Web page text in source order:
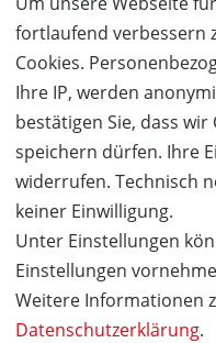
fortlaufend verbessern
Cookies.
Ihre IP, werden
bestätigen Sie, dass
speichern dürfen. Ihre
widerrufen. Technisch
keiner Einwilligung.
Unter Einstellungen
Einstellungen
Weitere Informationen
Datenschutzerklärung.
Act, ein eleganter Mix
und modernen
Der ÄthiopierTameru
Handicap möglich ist,
seinen Traum
Akrobat mit Handicap
Handstand-Show auf
kinderleicht aussehen!
Guinness Buch der
Handstand auf